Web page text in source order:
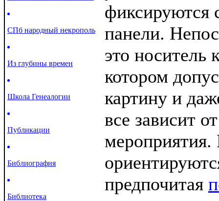
СПб народный некрополь
Из глубины времен
Школа Генеалогии
Публикации
Библиография
Библиотека
фиксируются
панели.
это носитель
котором
картину и
все зависит
предпочитая